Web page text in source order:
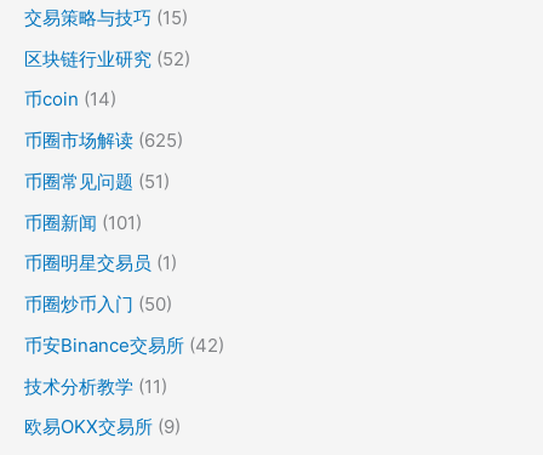
交易策略与技巧 (15)
区块链行业研究 (52)
币coin (14)
币圈市场解读 (625)
币圈常见问题 (51)
币圈新闻 (101)
币圈明星交易员 (1)
币圈炒币入门 (50)
币安Binance交易所 (42)
技术分析教学 (11)
欧易OKX交易所 (9)